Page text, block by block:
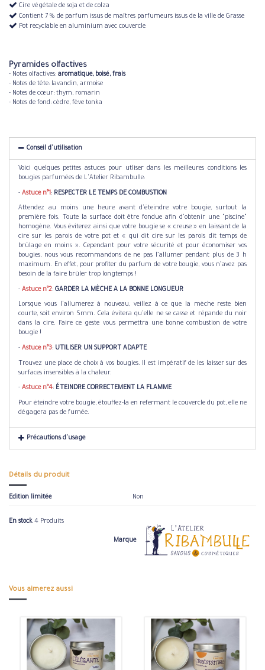
Cire végétale de soja et de colza
Contient 7 % de parfum issus de maîtres parfumeurs issus de la ville de Grasse
Pot recyclable en aluminium avec couvercle
Pyramides olfactives
- Notes olfactives: aromatique, boisé, frais
- Notes de tête: lavandin, armoise
- Notes de cœur: thym, romarin
- Notes de fond: cèdre, fève tonka
Conseil d'utilisation
Voici quelques petites astuces pour utliser dans les meilleures conditions les
bougies parfumées de L'Atelier Ribambulle:
- Astucen°1: RESPECTER LE TEMPS DE COMBUSTION
Attendez au moins une heure avant d'éteindre votre bougie, surtout la
première fois. Toute la surface doit être fondue afin d'obtenir une "piscine"
homogène. Vous éviterez ainsi que votre bougie se « creuse » en laissant de la
cire sur les parois de votre pot et « qui dit cire sur les parois dit temps de
brûlage en moins ». Cependant pour votre sécurité et pour économiser vos
bougies, nous vous recommandons de ne pas l’allumer pendant plus de 3 h
maximum. En effet, pour profiter du parfum de votre bougie, vous n’avez pas
besoin de la faire brûler trop longtemps !
- Astuce n°2: GARDER LA MÈCHE A LA BONNE LONGUEUR
Lorsque vous l'allumerez à nouveau, veillez à ce que la mèche reste bien
courte, soit environ 5mm. Cela évitera qu'elle ne se casse et répande du noir
dans la cire. Faire ce geste vous permettra une bonne combustion de votre
bougie !
- Astuce n°3: UTILISER UN SUPPORT ADAPTE
Trouvez une place de choix à vos bougies. Il est impératif de les laisser sur des
surfaces insensibles à la chaleur.
- Astuce n°4: ÉTEINDRE CORRECTEMENT LA FLAMME
Pour éteindre votre bougie, étouffez-la en refermant le couvercle du pot, elle ne
dégagera pas de fumée.
Précautions d'usage
Détails du produit
Edition limitée Non
Marque
En stock 4 Produits
Vous aimerez aussi